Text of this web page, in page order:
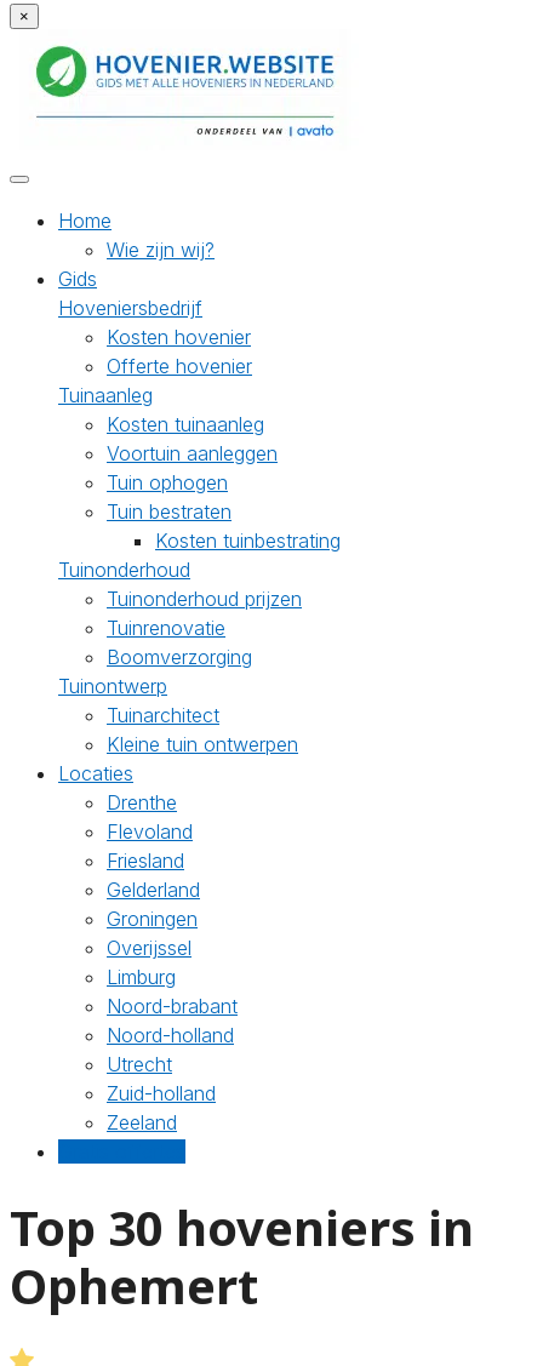
×
Home
Wie zijn wij?
Gids
Hoveniersbedrijf
Kosten hovenier
Offerte hovenier
Tuinaanleg
Kosten tuinaanleg
Voortuin aanleggen
Tuin ophogen
Tuin bestraten
Kosten tuinbestrating
Tuinonderhoud
Tuinonderhoud prijzen
Tuinrenovatie
Boomverzorging
Tuinontwerp
Tuinarchitect
Kleine tuin ontwerpen
Locaties
Drenthe
Flevoland
Friesland
Gelderland
Groningen
Overijssel
Limburg
Noord-brabant
Noord-holland
Utrecht
Zuid-holland
Zeeland
Top 30 hoveniers in
Ophemert